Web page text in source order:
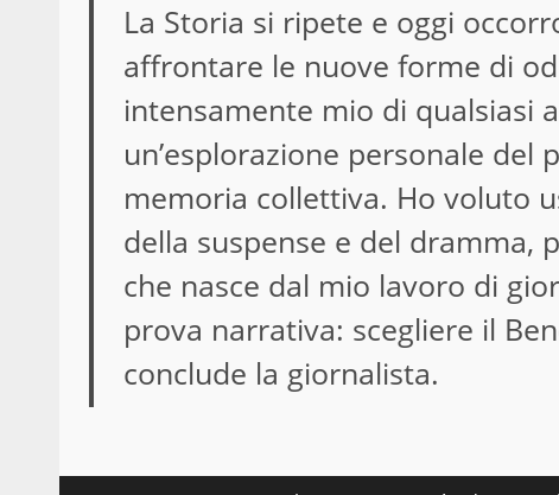
La Storia si ripete e oggi
affrontare le nuove forme di
intensamente mio di qualsiasi
un’esplorazione personale del
memoria collettiva. Ho voluto
della suspense e del dramma,
che nasce dal mio lavoro di
prova narrativa: scegliere il
conclude la giornalista.